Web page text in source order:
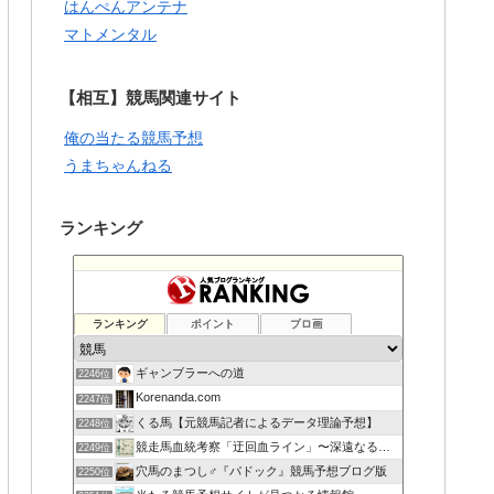
はんぺんアンテナ
マトメンタル
【相互】競馬関連サイト
俺の当たる競馬予想
うまちゃんねる
ランキング
ランキング ポイント ブロ画
2246位 ギャンブラーへの道
2247位 Korenanda.com
2248位 くる馬【元競馬記者によるデータ理論予想】
2249位 競走馬血統考察「迂回血ライン」〜深遠なる血の連鎖〜
2250位 穴馬のまつし♂『パドック』競馬予想ブログ版